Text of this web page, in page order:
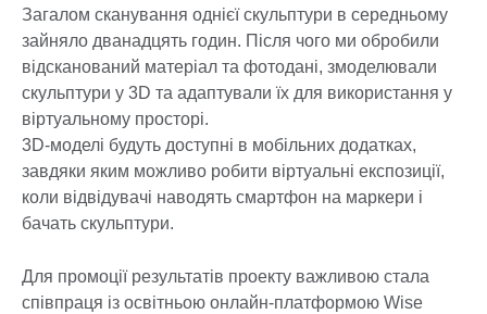
Загалом сканування однієї скульптури в середньому
зайняло дванадцять годин. Після чого ми обробили
відсканований матеріал та фотодані, змоделювали
скульптури у 3D та адаптували їх для використання у
віртуальному просторі.
3D-моделі будуть доступні в мобільних додатках,
завдяки яким можливо робити віртуальні експозиції,
коли відвідувачі наводять смартфон на маркери і
бачать скульптури.
Для промоції результатів проекту важливою стала
співпраця із освітньою онлайн-платформою Wise